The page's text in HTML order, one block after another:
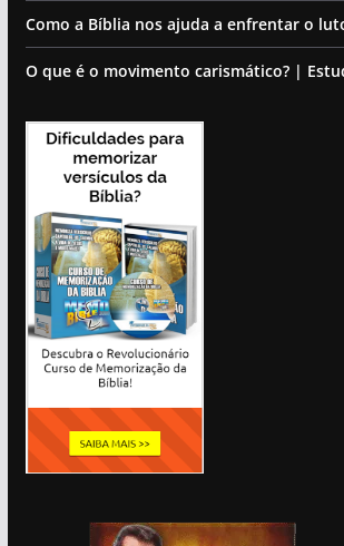
Como a Bíblia nos ajuda a enfrentar o
O que é o movimento carismático? |